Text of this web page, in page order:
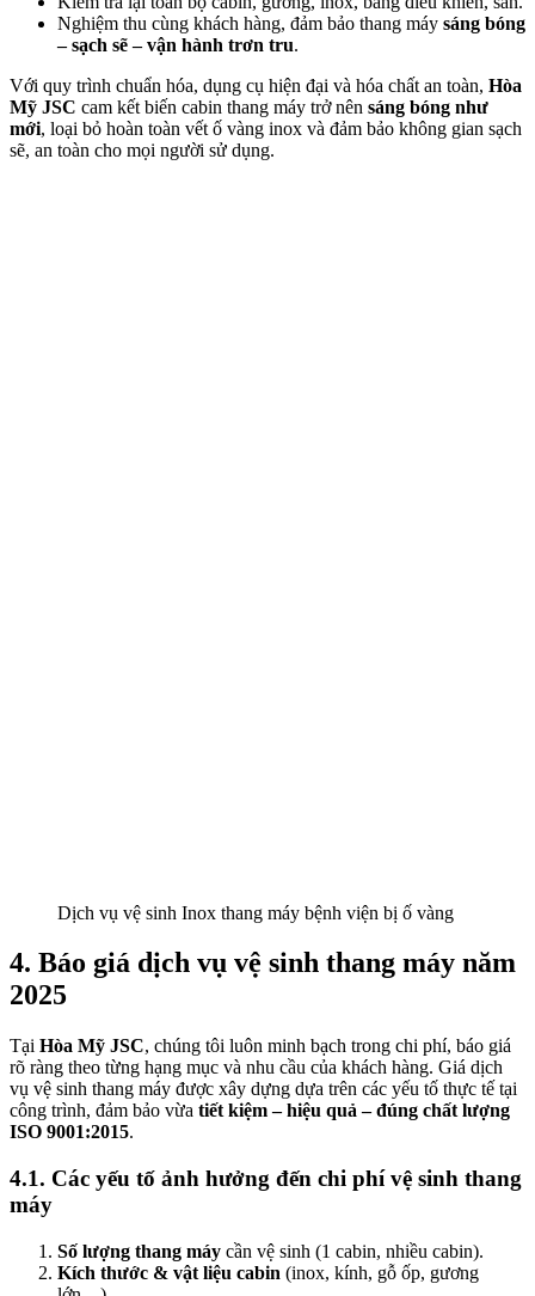
Nghiệm thu cùng khách hàng, đảm bảo thang máy sáng bóng
– sạch sẽ – vận hành trơn tru.
Với quy trình chuẩn hóa, dụng cụ hiện đại và hóa chất an toàn, Hòa
Mỹ JSC cam kết biến cabin thang máy trở nên sáng bóng như
mới, loại bỏ hoàn toàn vết ố vàng inox và đảm bảo không gian sạch
sẽ, an toàn cho mọi người sử dụng.
Dịch vụ vệ sinh Inox thang máy bệnh viện bị ố vàng
4. Báo giá dịch vụ vệ sinh thang máy năm
2025
Tại Hòa Mỹ JSC, chúng tôi luôn minh bạch trong chi phí, báo giá
rõ ràng theo từng hạng mục và nhu cầu của khách hàng. Giá dịch
vụ vệ sinh thang máy được xây dựng dựa trên các yếu tố thực tế tại
công trình, đảm bảo vừa tiết kiệm – hiệu quả – đúng chất lượng
ISO 9001:2015.
4.1. Các yếu tố ảnh hưởng đến chi phí vệ sinh thang
máy
Số lượng thang máy cần vệ sinh (1 cabin, nhiều cabin).
Kích thước & vật liệu cabin (inox, kính, gỗ ốp, gương